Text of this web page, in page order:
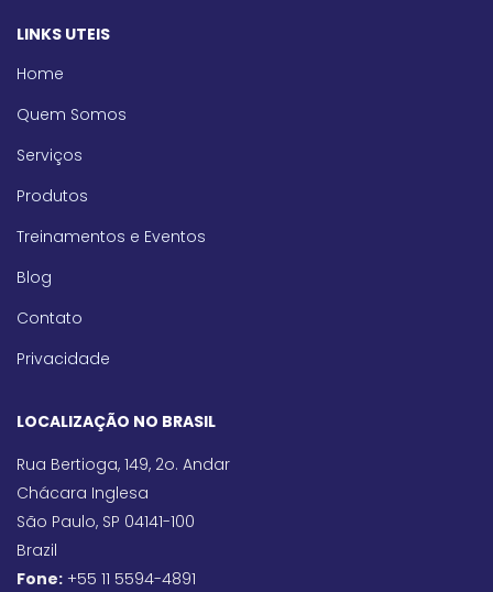
LINKS UTEIS
Home
Quem Somos
Serviços
Produtos
Treinamentos e Eventos
Blog
Contato
Privacidade
LOCALIZAÇÃO NO BRASIL
Rua Bertioga, 149, 2o. Andar
Chácara Inglesa
São Paulo, SP 04141-100
Brazil
Fone: +55 11 5594-4891